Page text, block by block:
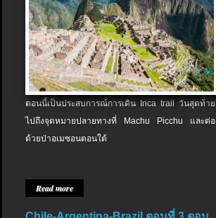
ตอนนี้เป็นประสบการณ์การเดิน Inca trail วันสุดท้าย
ไปถึงจุดหมายปลายทางที่ Machu Picchu และต่อ
ด้วยป่าอเมซอนตอนใต้
Read more